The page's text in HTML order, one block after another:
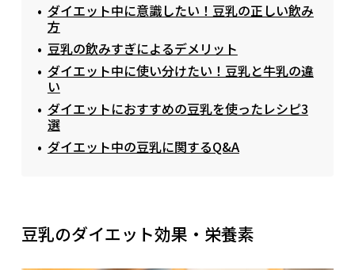
ダイエット中に意識したい！豆乳の正しい飲み
方
豆乳の飲みすぎによるデメリット
ダイエット中に使い分けたい！豆乳と牛乳の違
い
ダイエットにおすすめの豆乳を使ったレシピ3
選
ダイエット中の豆乳に関するQ&A
豆乳のダイエット効果・栄養素